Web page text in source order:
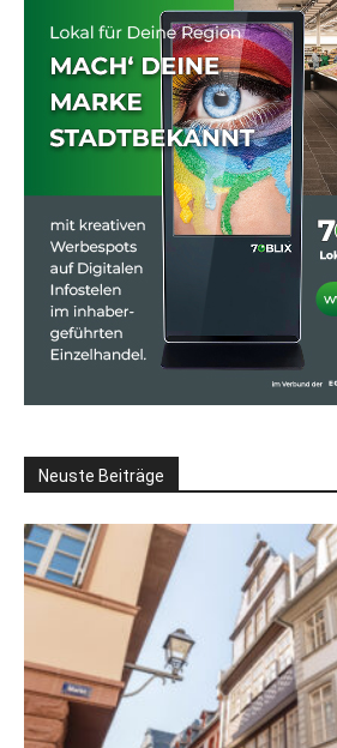
Neuste Beiträge